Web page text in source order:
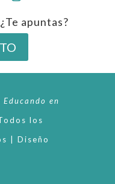
apuntas?
Educando en
los
| Diseño